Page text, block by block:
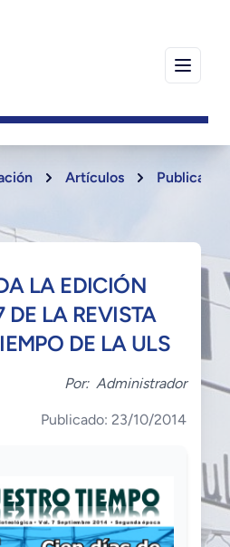
Artículos Publicada
LA EDICIÓN
DE LA REVISTA
DE LA ULS
Por: Administrador
Publicado: 23/10/2014